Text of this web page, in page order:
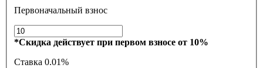
Первоначальный взнос
*Скидка действует при первом взносе от 10%
Ставка 0.01%